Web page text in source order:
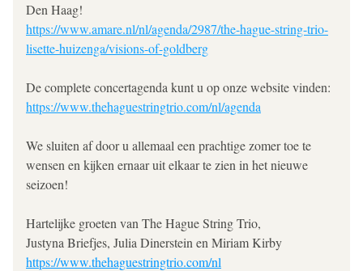
Den Haag!
https://www.amare.nl/nl/agenda/2987/the-hague-string-trio-
lisette-huizenga/visions-of-goldberg
https://www.thehaguestringtrio.com/nl/agenda
We sluiten af door u allemaal een prachtige zomer toe te
wensen en kijken ernaar uit elkaar te zien in het nieuwe
seizoen!
Hartelijke groeten van The Hague String Trio,
Justyna Briefjes, Julia Dinerstein en Miriam Kirby
https://www.thehaguestringtrio.com/nl